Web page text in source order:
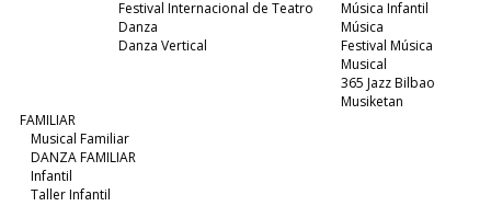
Festival Internacional de Teatro
Danza
Danza Vertical
Música Infantil
Música
Festival Música
Musical
365 Jazz Bilbao
Musiketan
FAMILIAR
Musical Familiar
DANZA FAMILIAR
Infantil
Taller Infantil